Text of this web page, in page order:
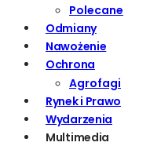
Polecane
Odmiany
Nawożenie
Ochrona
Agrofagi
Rynek i Prawo
Wydarzenia
Multimedia